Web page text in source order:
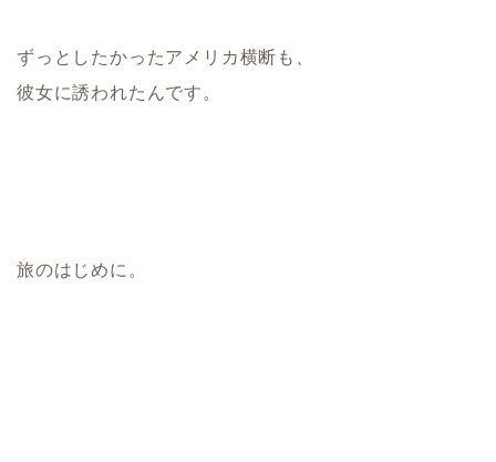
ずっとしたかったアメリカ横断も、
彼女に誘われたんです。
旅のはじめに。